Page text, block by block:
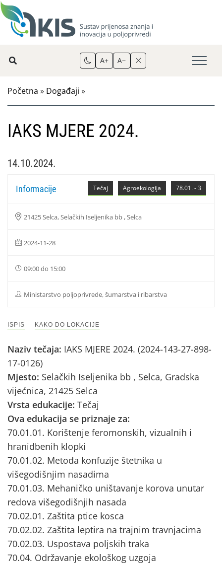
A+ A−
Početna » Događaji »
IAKS MJERE 2024.
14.10.2024.
78.01. - 3
Agroekologija
Tečaj
Informacije
21425 Selca, Selačkih Iseljenika bb , Selca
2024-11-28
09:00 do 15:00
Ministarstvo poljoprivrede, šumarstva i ribarstva
ISPIS KAKO DO LOKACIJE
Naziv tečaja: IAKS MJERE 2024. (2024-143-27-898-
17-0126)
Mjesto: Selačkih Iseljenika bb , Selca, Gradska
vijećnica, 21425 Selca
Vrsta edukacije: Tečaj
Ova edukacija se priznaje za:
70.01.01. Korištenje feromonskih, vizualnih i
hranidbenih klopki
70.01.02. Metoda konfuzije štetnika u
višegodišnjim nasadima
70.01.03. Mehaničko uništavanje korova unutar
redova višegodišnjih nasada
70.02.01. Zaštita ptice kosca
70.02.02. Zaštita leptira na trajnim travnjacima
70.02.03. Uspostava poljskih traka
70.04. Održavanje ekološkog uzgoja